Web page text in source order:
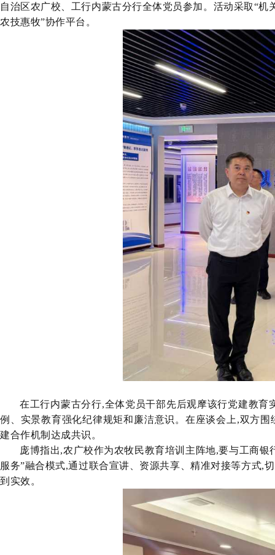
自治区农广校、工行内蒙古分行全体党员参加。活动采取“机
农技惠牧”协作平台。
在工行内蒙古分行,全体党员干部先后观摩该行党建教
例
、实景教育强化纪律规矩和廉洁意识。 在 座谈会上,双方
建合作机制达成共识。
庞博指出,农广校作为农牧民教育培训主阵地,要与工商
服务”融合模式,通过联合宣讲、资源共享、精准对接等方式,
到实效。